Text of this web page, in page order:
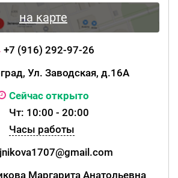
на карте
+7 (916) 292-97-26
Ул. Заводская, д.16А
Сейчас открыто
Чт: 10:00 - 20:00
Часы работы
Маргарита Анатольевна